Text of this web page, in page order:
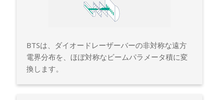
BTSは、ダイオードレーザーバーの非対称な遠方
電界分布を、ほぼ対称なビームパラメータ積に変
換します。